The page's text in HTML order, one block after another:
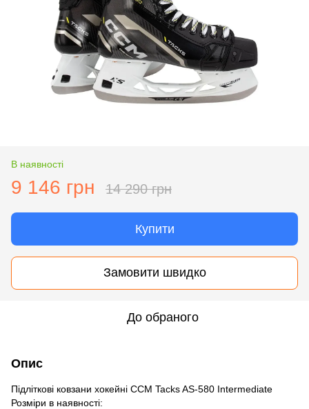
В наявності
9 146 грн 14 290 грн
Купити
Замовити швидко
До обраного
Опис
Підліткові ковзани хокейні CCM Tacks AS-580 Intermediate
Розміри в наявності: